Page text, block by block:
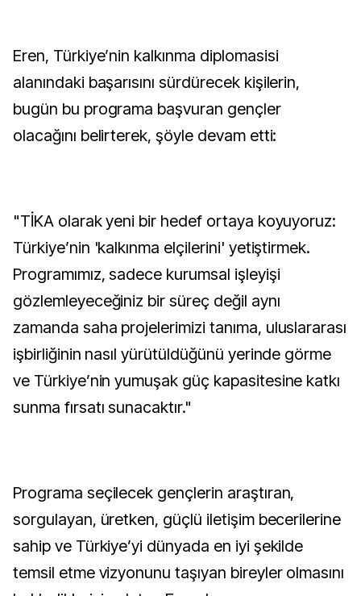
Eren, Türkiye’nin kalkınma diplomasisi
alanındaki başarısını sürdürecek kişilerin,
bugün bu programa başvuran gençler
olacağını belirterek, şöyle devam etti:
"TİKA olarak yeni bir hedef ortaya koyuyoruz:
Türkiye’nin 'kalkınma elçilerini' yetiştirmek.
Programımız, sadece kurumsal işleyişi
gözlemleyeceğiniz bir süreç değil aynı
zamanda saha projelerimizi tanıma, uluslararası
işbirliğinin nasıl yürütüldüğünü yerinde görme
ve Türkiye’nin yumuşak güç kapasitesine katkı
sunma fırsatı sunacaktır."
Programa seçilecek gençlerin araştıran,
sorgulayan, üretken, güçlü iletişim becerilerine
sahip ve Türkiye’yi dünyada en iyi şekilde
temsil etme vizyonunu taşıyan bireyler olmasını